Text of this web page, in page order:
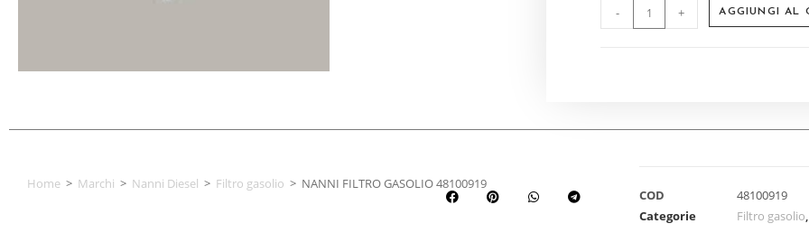
- + AGGIUNGI AL
Home > Marchi > Nanni Diesel > Filtro gasolio > NANNI FILTRO GASOLIO 48100919
COD
48100919
Categorie
Filtro gasolio,